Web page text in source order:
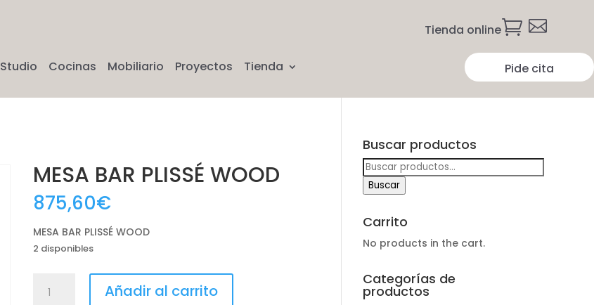
Tienda online 
Studio Cocinas Mobiliario Proyectos Tienda Pide cita
MESA BAR PLISSÉ WOOD
875,60€
MESA BAR PLISSÉ WOOD
2 disponibles
BAR
Añadir al carrito
Buscar productos
Buscar
por:
Buscar
Carrito
No products in the cart.
Categorías de
productos